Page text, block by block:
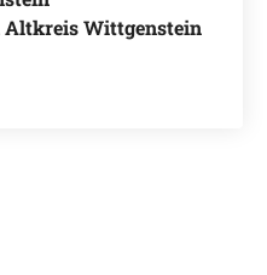
Wittgenstein